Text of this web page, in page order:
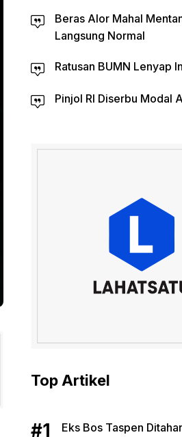
Beras Alor Mahal
Langsung Normal
Ratusan BUMN Lenyap
Pinjol RI Diserbu Modal
Top Artikel
Eks Bos Taspen